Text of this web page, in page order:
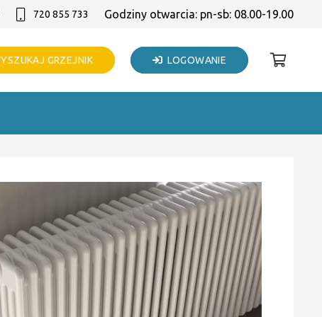
720 855 733 Godziny otwarcia: pn-sb: 08.00-19.00
GRZEJNIK LOGOWANIE